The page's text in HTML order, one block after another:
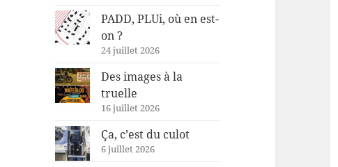
PADD, PLUi, où en est-
on ?
24 juillet 2026
Des images à la
truelle
16 juillet 2026
Ça, c’est du culot
6 juillet 2026